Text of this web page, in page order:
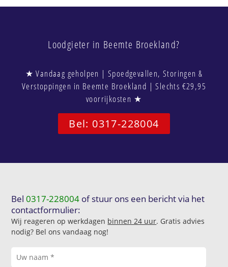
Loodgieter in Beemte Broekland?
★ Vandaag geholpen | Spoedgevallen, Storingen &
Verstoppingen in Beemte Broekland | Slechts €29,95
voorrijkosten ★
Bel: 0317-228004
Bel0317-228004 of stuur ons een bericht via het
contactformulier:
Wij reageren op werkdagen binnen 24 uur. Gratis advies
nodig? Bel ons vandaag nog!